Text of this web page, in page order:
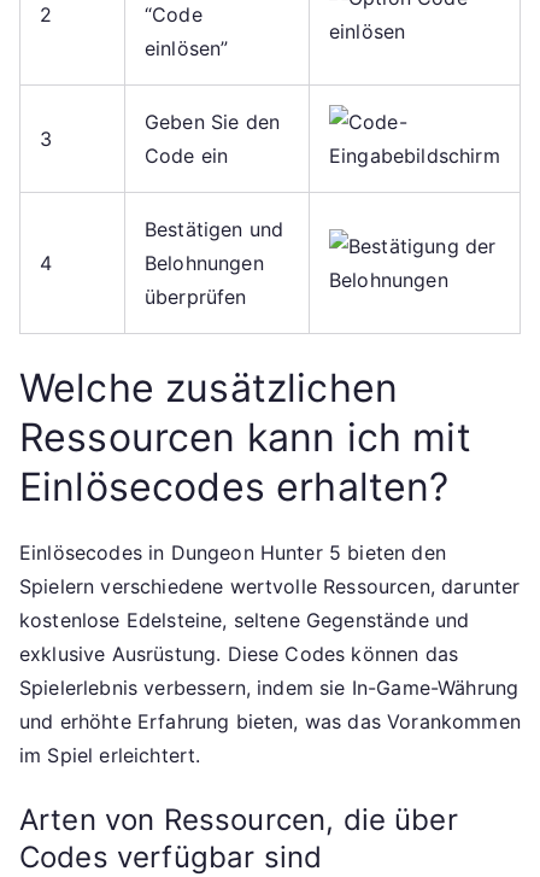
2
“Code
einlösen”
3
Geben Sie den
Code ein
4
Bestätigen und
Belohnungen
überprüfen
Welche zusätzlichen
Ressourcen kann ich mit
Einlösecodes erhalten?
Einlösecodes in Dungeon Hunter 5 bieten den
Spielern verschiedene wertvolle Ressourcen, darunter
kostenlose Edelsteine, seltene Gegenstände und
exklusive Ausrüstung. Diese Codes können das
Spielerlebnis verbessern, indem sie In-Game-Währung
und erhöhte Erfahrung bieten, was das Vorankommen
im Spiel erleichtert.
Arten von Ressourcen, die über
Codes verfügbar sind